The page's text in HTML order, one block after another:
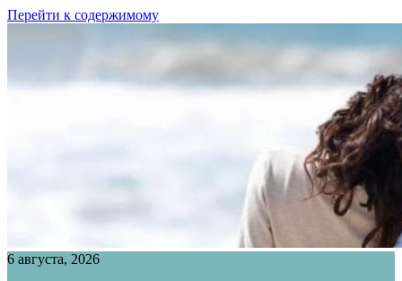
Перейти к содержимому
6 августа, 2026